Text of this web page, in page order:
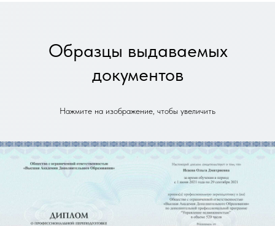
Образцы выдаваемых
документов
Нажмите на изображение, чтобы увеличить